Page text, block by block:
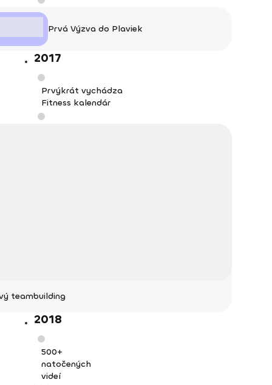
Prvá Výzva do Plaviek
2017
Prvýkrát vychádza
Fitness kalendár
teambuilding
2018
500+
natočených
videí